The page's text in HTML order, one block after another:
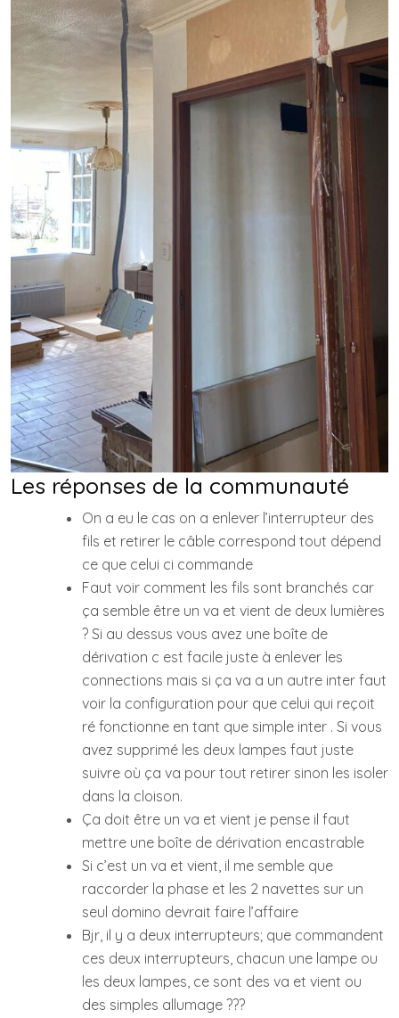
Les réponses de la communauté
On a eu le cas on a enlever l’interrupteur des
fils et retirer le câble correspond tout dépend
ce que celui ci commande
Faut voir comment les fils sont branchés car
ça semble être un va et vient de deux lumières
? Si au dessus vous avez une boîte de
dérivation c est facile juste à enlever les
connections mais si ça va a un autre inter faut
voir la configuration pour que celui qui reçoit
ré fonctionne en tant que simple inter . Si vous
avez supprimé les deux lampes faut juste
suivre où ça va pour tout retirer sinon les isoler
dans la cloison.
Ça doit être un va et vient je pense il faut
mettre une boîte de dérivation encastrable
Si c’est un va et vient, il me semble que
raccorder la phase et les 2 navettes sur un
seul domino devrait faire l’affaire
Bjr, il y a deux interrupteurs; que commandent
ces deux interrupteurs, chacun une lampe ou
les deux lampes, ce sont des va et vient ou
des simples allumage ???